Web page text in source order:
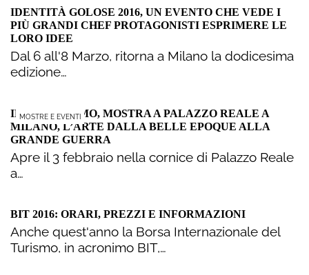
IDENTITÀ GOLOSE 2016, UN EVENTO CHE VEDE I
PIÙ GRANDI CHEF PROTAGONISTI ESPRIMERE LE
LORO IDEE
Dal 6 all'8 Marzo, ritorna a Milano la dodicesima
edizione…
MOSTRE E EVENTI
IL SIMBOLISMO, MOSTRA A PALAZZO REALE A
MILANO, L’ARTE DALLA BELLE EPOQUE ALLA
GRANDE GUERRA
Apre il 3 febbraio nella cornice di Palazzo Reale
a…
BIT 2016: ORARI, PREZZI E INFORMAZIONI
Anche quest'anno la Borsa Internazionale del
Turismo, in acronimo BIT,…